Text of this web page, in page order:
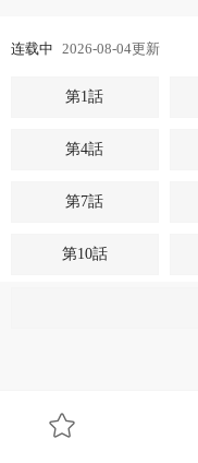
连载中 2026-08-04更新
第1話
第4話
第7話
第10話
第19話